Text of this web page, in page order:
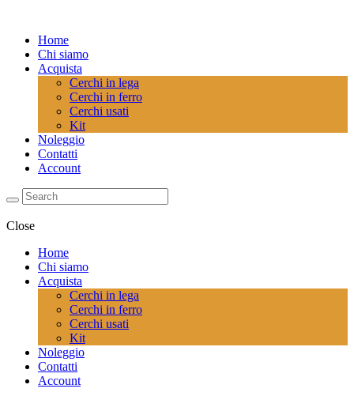
Home
Chi siamo
Acquista
Cerchi in lega
Cerchi in ferro
Cerchi usati
Kit
Noleggio
Contatti
Account
Close
Home
Chi siamo
Acquista
Cerchi in lega
Cerchi in ferro
Cerchi usati
Kit
Noleggio
Contatti
Account